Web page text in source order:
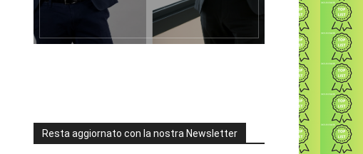
Resta aggiornato con la nostra Newsletter